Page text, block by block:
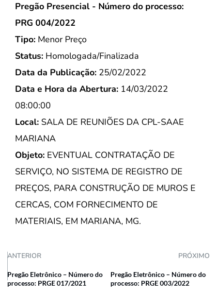
Pregão Presencial - Número do processo:
PRG 004/2022
Tipo: Menor Preço
Status: Homologada/Finalizada
Data da Publicação: 25/02/2022
Data e Hora da Abertura: 14/03/2022
08:00:00
Local: SALA DE REUNIÕES DA CPL-SAAE
MARIANA
Objeto: EVENTUAL CONTRATAÇÃO DE
SERVIÇO, NO SISTEMA DE REGISTRO DE
PREÇOS, PARA CONSTRUÇÃO DE MUROS E
CERCAS, COM FORNECIMENTO DE
MATERIAIS, EM MARIANA, MG.
ANTERIOR PRÓXIMO
Pregão Eletrônico – Número do
processo: PRGE 017/2021
Pregão Eletrônico – Número do
processo: PRGE 003/2022